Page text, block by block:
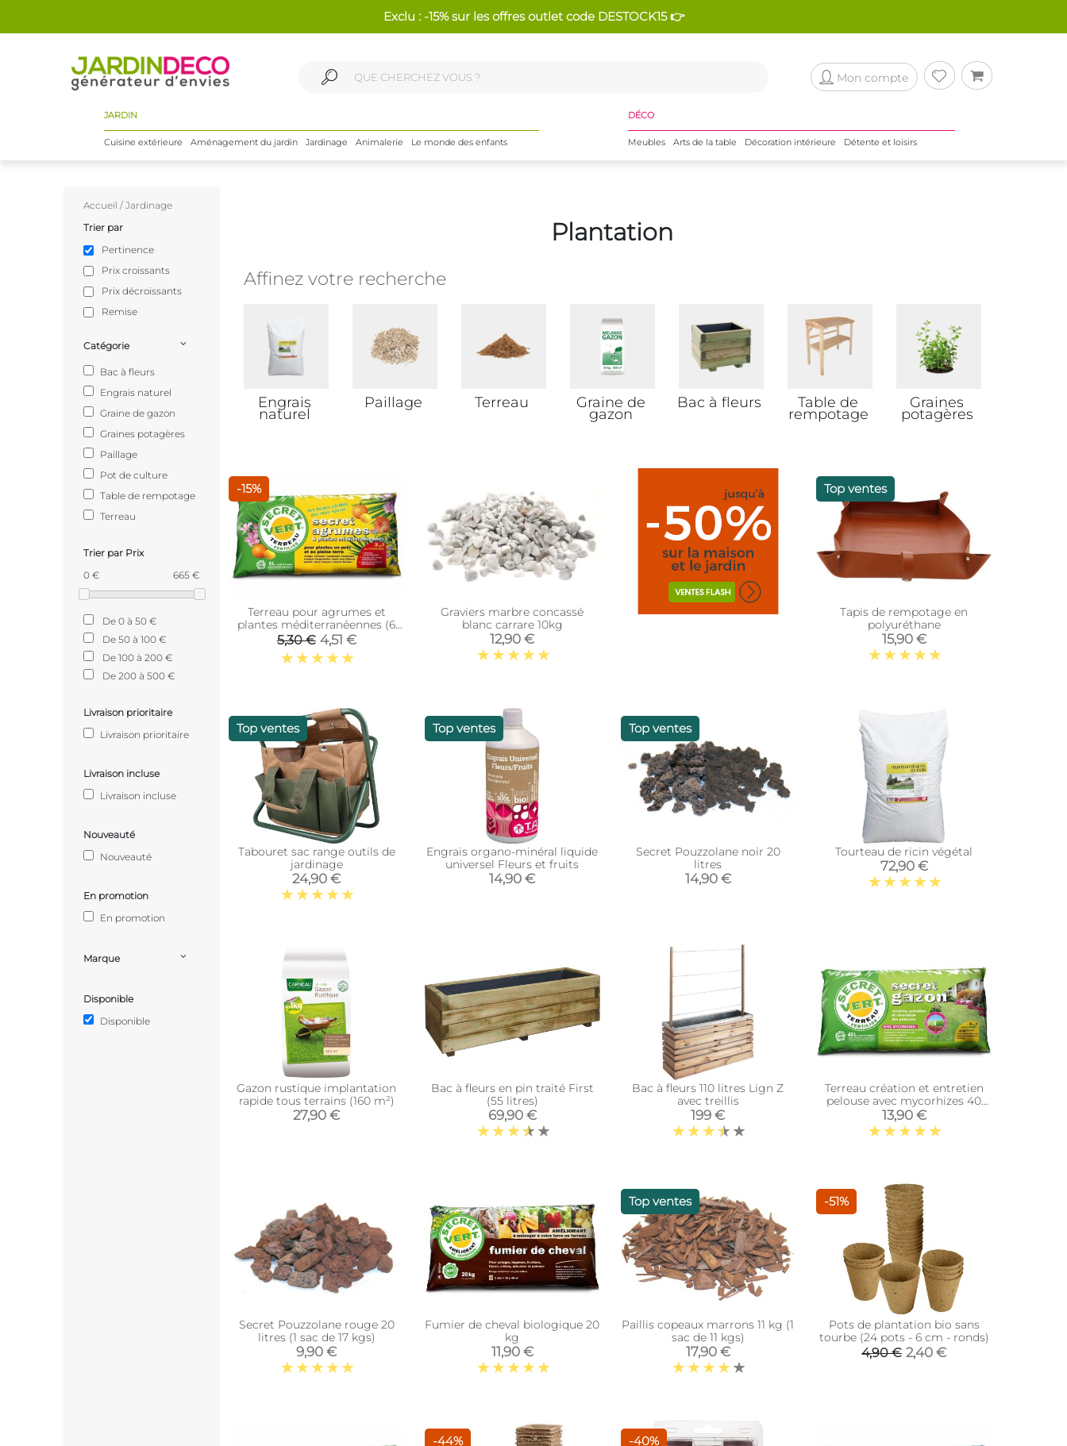
Exclu : -15% sur les offres outlet code DESTOCK15 👉
Mon compte
JARDIN
Cuisine extérieure Aménagement du jardin Jardinage Animalerie Le monde des enfants
DÉCO
Meubles Arts de la table Décoration intérieure Détente et loisirs
Accueil / Jardinage
Trier par
Pertinence
Prix croissants
Prix décroissants
Remise
Catégorie
Bac à fleurs
Engrais naturel
Graine de gazon
Graines potagères
Paillage
Pot de culture
Table de rempotage
Terreau
Trier par Prix
0 €
665 €
De 0 à 50 €
De 50 à 100 €
De 100 à 200 €
De 200 à 500 €
Livraison prioritaire
Livraison prioritaire
Livraison incluse
Livraison incluse
Nouveauté
Nouveauté
En promotion
En promotion
Marque
Disponible
Disponible
Plantation
Affinez votre recherche
Engrais
naturel
Paillage Terreau Graine de
gazon
Bac à fleurs Table de
rempotage
Graines
potagères
-15%
Terreau pour agrumes et
plantes méditerranéennes (6
litres)
5,30 € 4,51 €
Graviers marbre concassé
blanc carrare 10kg
12,90 €
Top ventes
Tapis de rempotage en
polyuréthane
15,90 €
Top ventes
Tabouret sac range outils de
jardinage
24,90 €
Top ventes
Engrais organo-minéral liquide
universel Fleurs et fruits
14,90 €
Top ventes
Secret Pouzzolane noir 20
litres
14,90 €
Tourteau de ricin végétal
72,90 €
Gazon rustique implantation
rapide tous terrains (160 m²)
27,90 €
Bac à fleurs en pin traité First
(55 litres)
69,90 €
Bac à fleurs 110 litres Lign Z
avec treillis
199 €
Terreau création et entretien
pelouse avec mycorhizes 40
litres
13,90 €
Secret Pouzzolane rouge 20
litres (1 sac de 17 kgs)
9,90 €
Fumier de cheval biologique 20
kg
11,90 €
Top ventes
Paillis copeaux marrons 11 kg (1
sac de 11 kgs)
17,90 €
-51%
Pots de plantation bio sans
tourbe (24 pots - 6 cm - ronds)
4,90 € 2,40 €
-44% -40%